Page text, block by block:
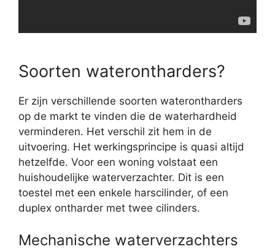
Soorten waterontharders?
Er zijn verschillende soorten waterontharders
op de markt te vinden die de waterhardheid
verminderen. Het verschil zit hem in de
uitvoering. Het werkingsprincipe is quasi altijd
hetzelfde. Voor een woning volstaat een
huishoudelijke waterverzachter. Dit is een
toestel met een enkele harscilinder, of een
duplex ontharder met twee cilinders.
Mechanische waterverzachters